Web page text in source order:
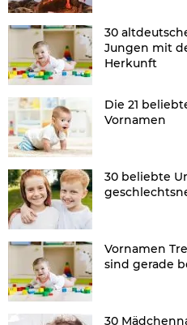
30
Jungen mit
Herkunft
Die 21
Vornamen
30 beliebte
Vornamen
sind gerade
30